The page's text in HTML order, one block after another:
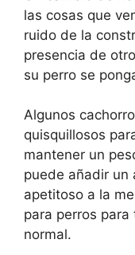
las cosas que
ruido de la
presencia de
su perro se
Algunos
quisquillosos
mantener un
puede añadir un
apetitoso a la
para perros
normal.